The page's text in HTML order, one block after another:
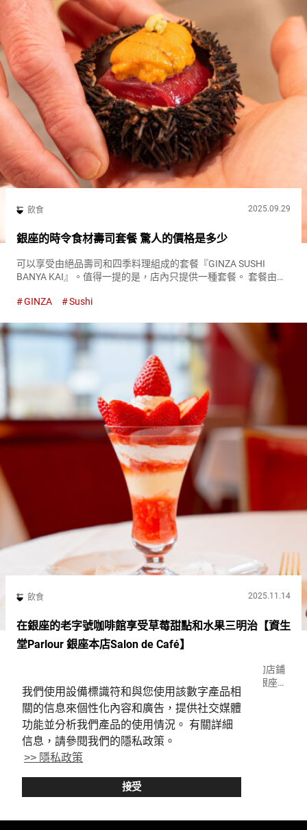
我們使用設備標識符和與您使用該數字產品相
關的信息來個性化內容和廣告，提供社交媒體
功能並分析我們產品的使用情況。 有關詳細
信息，請參閱我們的隱私政策。
>> 隱私政策
接受
飲食 2025.09.29
銀座的時令食材壽司套餐 驚人的價格是多少
可以享受由絕品壽司和四季料理組成的套餐『GINZA SUSHI
BANYA KAI』。值得一提的是，店內只提供一種套餐。 套餐由包
究。 『GINZA SUSHI BANYA KAI』的...
GINZA Sushi
飲食 2025.11.14
在銀座的老字號咖啡館享受草莓甜點和水果三明治【資生
堂Parlour 銀座本店Salon de Café】
銀座是各種領域的一流匯聚之地。街道上林立著高端品牌的店鋪
以及在國際上備受讚譽的美食餐廳和藝術畫廊。 在這樣的銀座
中，特別引人注目的是『資生堂Parlour銀座本店 Salon de
Café（Shiseido Parlour Salon d...
GINZA Sandwich Sweets
GINZA: Things to Do